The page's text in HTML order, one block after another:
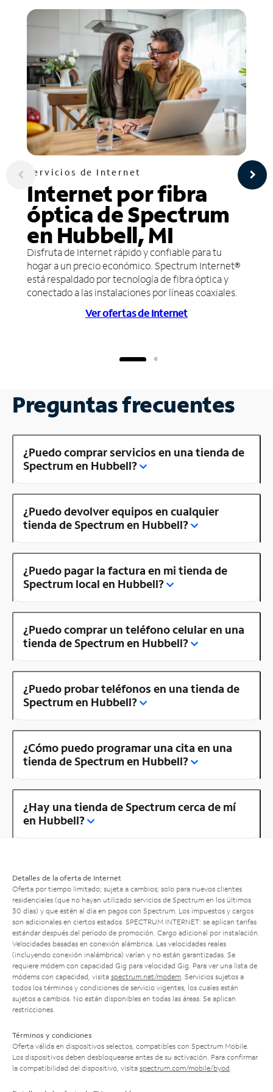
Servicios de Internet
Internet por fibra
óptica de Spectrum
en Hubbell, MI
Disfruta de Internet rápido y confiable para tu
hogar a un precio económico. Spectrum Internet®
está respaldado por tecnología de fibra óptica y
conectado a las instalaciones por líneas coaxiales.
Ver ofertas de Internet
Preguntas frecuentes
¿Puedo comprar servicios en una tienda de
Spectrum en Hubbell?
¿Puedo devolver equipos en cualquier
tienda de Spectrum en Hubbell?
¿Puedo pagar la factura en mi tienda de
Spectrum local en Hubbell?
¿Puedo comprar un teléfono celular en una
tienda de Spectrum en Hubbell?
¿Puedo probar teléfonos en una tienda de
Spectrum en Hubbell?
¿Cómo puedo programar una cita en una
tienda de Spectrum en Hubbell?
¿Hay una tienda de Spectrum cerca de mí
en Hubbell?
Detalles de la oferta de Internet
Oferta por tiempo limitado; sujeta a cambios; solo para nuevos clientes
residenciales (que no hayan utilizado servicios de Spectrum en los últimos
30 días) y que estén al día en pagos con Spectrum. Los impuestos y cargos
son adicionales en ciertos estados. SPECTRUM INTERNET: se aplican tarifas
estándar después del período de promoción. Cargo adicional por instalación.
Velocidades basadas en conexión alámbrica. Las velocidades reales
(incluyendo conexión inalámbrica) varían y no están garantizadas. Se
requiere módem con capacidad Gig para velocidad Gig. Para ver una lista de
módems con capacidad, visita spectrum.net/modem . Servicios sujetos a
todos los términos y condiciones de servicio vigentes, los cuales están
sujetos a cambios. No están disponibles en todas las áreas. Se aplican
restricciones.
Términos y condiciones
Oferta válida en dispositivos selectos, compatibles con Spectrum Mobile.
Los dispositivos deben desbloquearse antes de su activación. Para confirmar
la compatibilidad del dispositivo, visita spectrum.com/mobile/byod